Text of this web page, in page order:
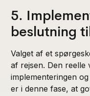
5.
beslutning
Valget af et
af rejsen. Den
implementeringen
er i denne fase, at